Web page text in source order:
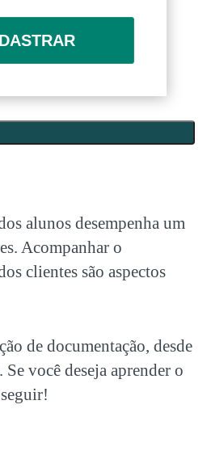
alunos desempenha um
Acompanhar o
clientes são aspectos
de documentação, desde
você deseja aprender o